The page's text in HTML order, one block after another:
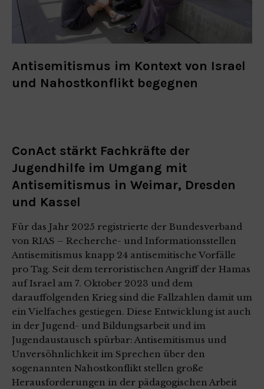
Antisemitismus im Kontext von Israel
und Nahostkonflikt begegnen
ConAct stärkt Fachkräfte der
Jugendhilfe im Umgang mit
Antisemitismus in Weimar, Dresden
und Kassel
Für das Jahr 2025 registrierte der Bundesverband
von RIAS – Recherche- und Informationsstellen
Antisemitismus knapp 24 antisemitische Vorfälle
pro Tag. Seit dem terroristischen Angriff der Hamas
auf Israel am 7. Oktober 2023 und dem
darauffolgenden Krieg sind die Fallzahlen damit um
ein Vielfaches gestiegen. Diese Entwicklung ist auch
in der Jugend- und Bildungsarbeit und im
Jugendaustausch spürbar: Antisemitismus und
Unversöhnlichkeit im Sprechen über den
sogenannten Nahostkonflikt stellen große
Herausforderungen in der pädagogischen Arbeit